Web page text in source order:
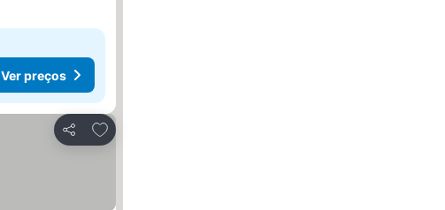
Ver preços
Partilhar
Adicionar aos favoritos